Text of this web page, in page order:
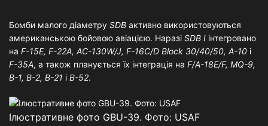
Бомби малого діаметру SDB активно використовуються
американською бойовою авіацією. Наразі SDB I інтегровано
на F-15E, F-22A, AC-130W/J, F-16C/D Block 30/40/50, A-10 і
F-35A, а також планується їх інтеграція на F/A-18E/F, MQ-9,
B-1, B-2, B-21 і B-52.
Ілюстративне фото GBU-39. Фото: USAF